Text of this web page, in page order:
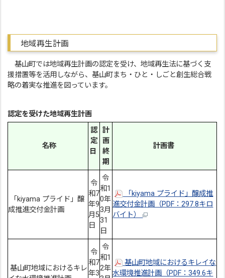
地域再生計画
基山町では地域再生計画の認定を受け、地域再生法に基づく支
援措置等を活用しながら、基山町まち・ひと・しごと創生総合戦
略の着実な推進を図っています。
認定を受けた地域再生計画
名称
認
定
日
計
画
終
期
計画書
「kiyama プライド」醸
成推進交付金計画
令
和7
年9
月5
日
令
和1
0年
3月
31
日
「kiyama プライド」醸成推
進交付金計画（PDF：297.8キロ
バイト）
基山町地域におけるキレ
令
和7
年3
令
和1
2年
基山町地域におけるキレイな
水環境推進計画（PDF：349.6キ